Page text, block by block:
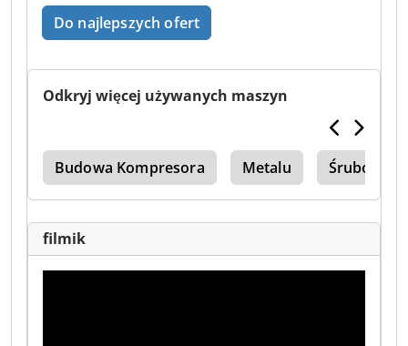
Do najlepszych ofert
Odkryj więcej używanych maszyn
Budowa Kompresora Metalu Śrubowe
filmik